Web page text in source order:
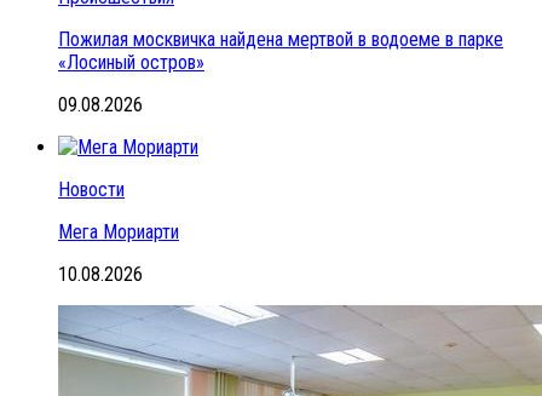
Пожилая москвичка найдена мертвой в водоеме в парке
«Лосиный остров»
09.08.2026
Новости
Мега Мориарти
10.08.2026